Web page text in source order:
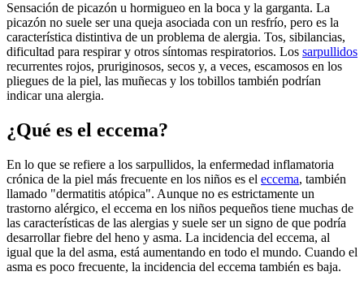
Sensación de picazón u hormigueo en la boca y la garganta. La
picazón no suele ser una queja asociada con un resfrío, pero es la
característica distintiva de un problema de alergia. Tos, sibilancias,
dificultad para respirar y otros síntomas respiratorios. Los sarpullidos
recurrentes rojos, pruriginosos, secos y, a veces, escamosos en los
pliegues de la piel, las muñecas y los tobillos también podrían
indicar una alergia.
¿Qué es el eccema?
En lo que se refiere a los sarpullidos, la enfermedad inflamatoria
crónica de la piel más frecuente en los niños es el eccema, también
llamado "dermatitis atópica". Aunque no es estrictamente un
trastorno alérgico, el eccema en los niños pequeños tiene muchas de
las características de las alergias y suele ser un signo de que podría
desarrollar fiebre del heno y asma. La incidencia del eccema, al
igual que la del asma, está aumentando en todo el mundo. Cuando el
asma es poco frecuente, la incidencia del eccema también es baja.